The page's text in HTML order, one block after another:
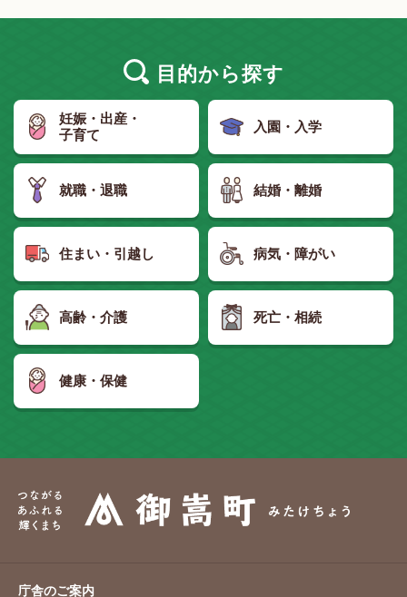
目的から探す
妊娠・出産・
子育て
入園・入学
就職・退職 結婚・離婚
住まい・引越し 病気・障がい
高齢・介護 死亡・相続
健康・保健
庁舎のご案内